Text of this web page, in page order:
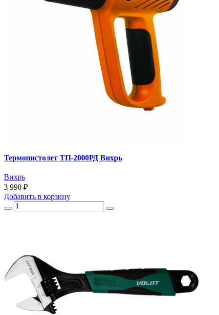
Термопистолет ТП-2000РД Вихрь
Вихрь
3 990 ₽
Добавить в корзину